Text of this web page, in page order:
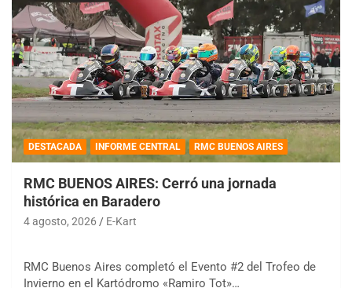
DESTACADA INFORME CENTRAL RMC BUENOS AIRES
RMC BUENOS AIRES: Cerró una jornada
histórica en Baradero
4 agosto, 2026 E-Kart
RMC Buenos Aires completó el Evento #2 del Trofeo de
Invierno en el Kartódromo «Ramiro Tot»…